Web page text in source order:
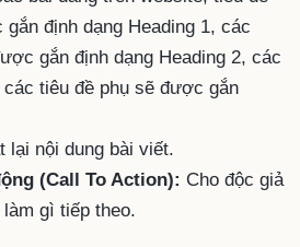
định dạng Heading 1, các
gắn định dạng Heading 2, các
tiêu đề phụ sẽ được gắn
lại nội dung bài viết.
(Call To Action): Cho độc giả
gì tiếp theo.